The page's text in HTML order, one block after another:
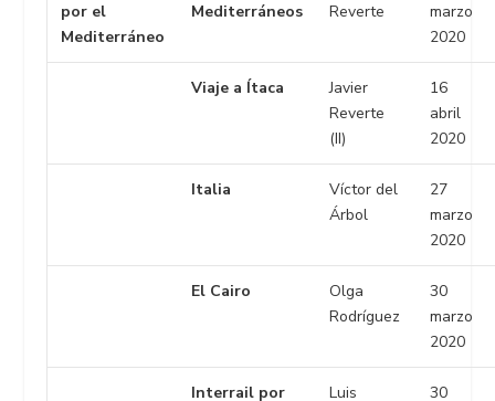
por el
Mediterráneo
Mediterráneos
Reverte
marzo
2020
Viaje a Ítaca
Javier
Reverte
(II)
16
abril
2020
Italia
Víctor del
Árbol
27
marzo
2020
El Cairo
Olga
Rodríguez
30
marzo
2020
Interrail por
Luis
30